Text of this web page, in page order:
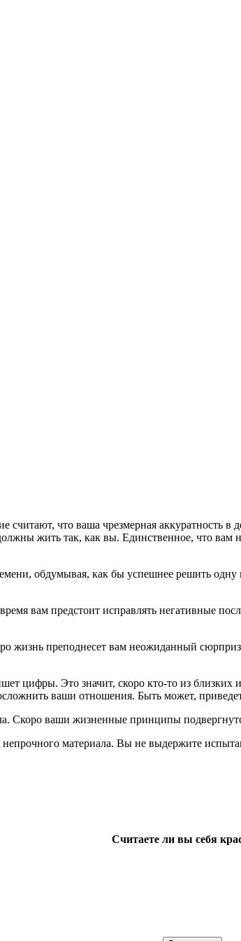
что ваша чрезмерная аккуратность в
жить так, как вы. Единственное, что
обдумывая, как бы успешнее решить
вам предстоит исправлять негативные
жизнь преподнесет вам неожиданный
цифры. Это значит, скоро кто-то из близких
ваши отношения. Быть может,
Скоро ваши жизненные принципы
материала. Вы не выдержите
Считаете ли вы себя